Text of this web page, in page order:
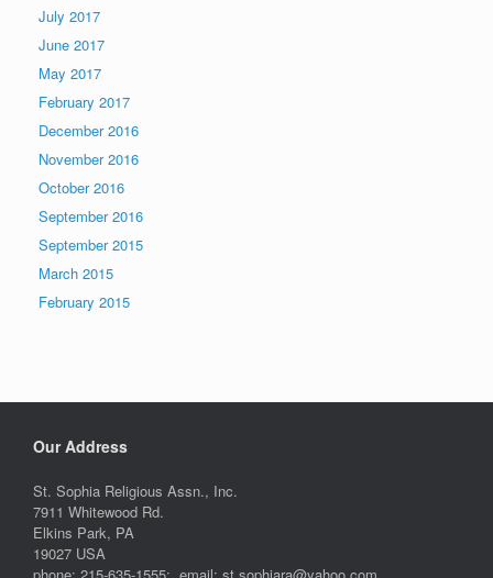
July 2017
June 2017
May 2017
February 2017
December 2016
November 2016
October 2016
September 2016
September 2015
March 2015
February 2015
Our Address
St. Sophia Religious Assn., Inc.
7911 Whitewood Rd.
Elkins Park, PA
19027 USA